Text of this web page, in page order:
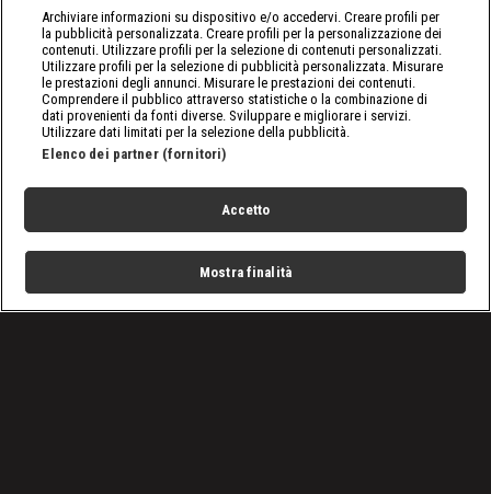
Archiviare informazioni su dispositivo e/o accedervi. Creare profili per
la pubblicità personalizzata. Creare profili per la personalizzazione dei
contenuti. Utilizzare profili per la selezione di contenuti personalizzati.
Utilizzare profili per la selezione di pubblicità personalizzata. Misurare
le prestazioni degli annunci. Misurare le prestazioni dei contenuti.
Comprendere il pubblico attraverso statistiche o la combinazione di
dati provenienti da fonti diverse. Sviluppare e migliorare i servizi.
Utilizzare dati limitati per la selezione della pubblicità.
Elenco dei partner (fornitori)
Accetto
Mostra finalità